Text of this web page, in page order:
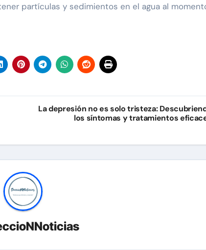
partículas y sedimientos en el agua al
La depresión no es solo tristeza:
los síntomas y tratamientos